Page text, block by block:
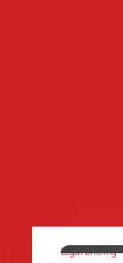
Legal Briefing